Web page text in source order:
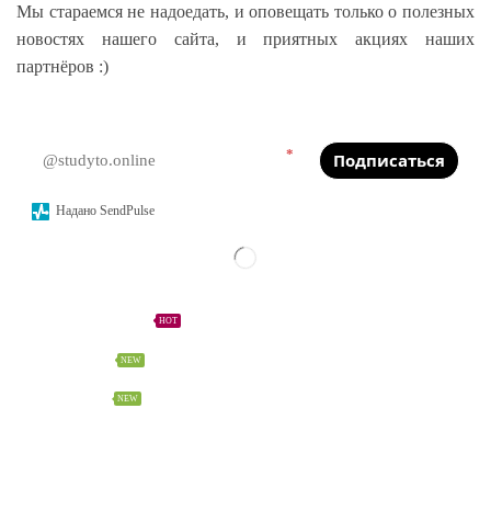
HOT
NEW
NEW
Мы стараемся не надоедать, и оповещать только о полезных
новостях нашего сайта, и приятных акциях наших
партнёров :)
* Подписаться
Надано SendPulse